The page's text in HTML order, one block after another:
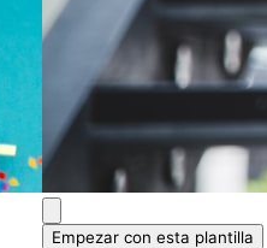
Empezar con esta plantilla